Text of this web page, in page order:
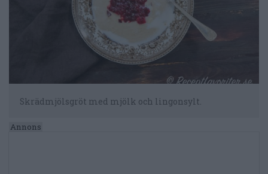
Skrädmjölsgröt med mjölk och lingonsylt.